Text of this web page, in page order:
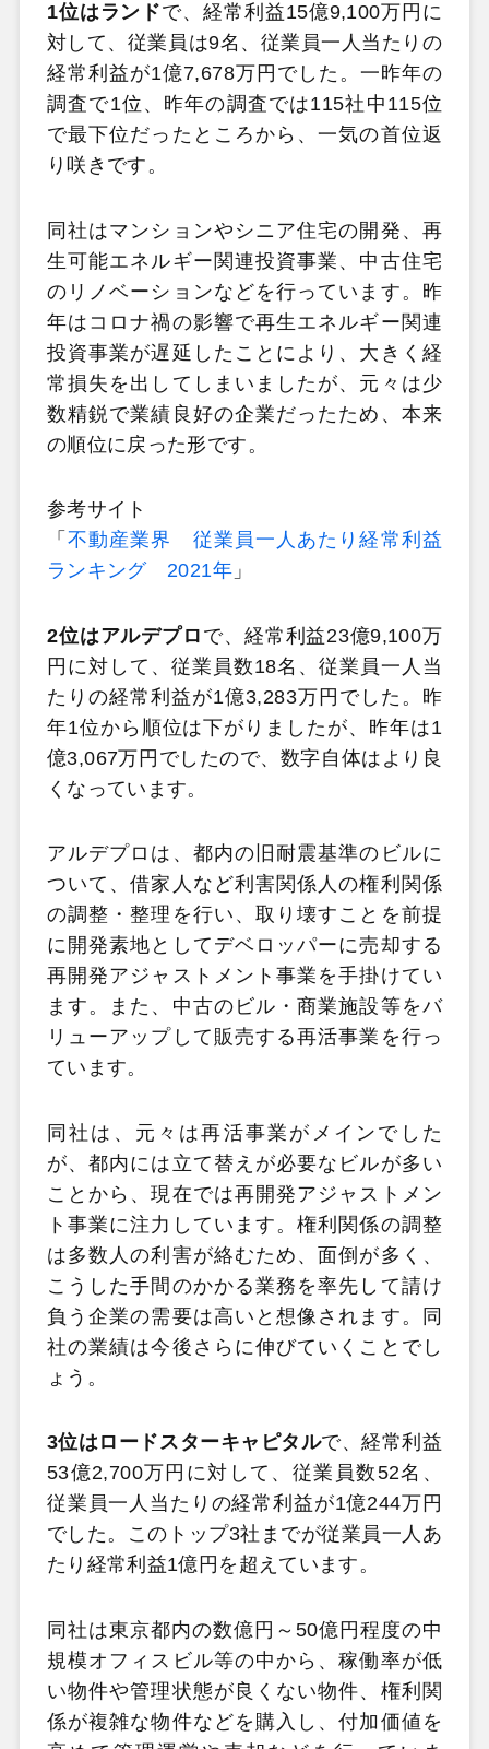
1位はランドで、経常利益15億9,100万円に
対して、従業員は9名、従業員一人当たりの
経常利益が1億7,678万円でした。一昨年の
調査で1位、昨年の調査では115社中115位
で最下位だったところから、一気の首位返
り咲きです。
同社はマンションやシニア住宅の開発、再
生可能エネルギー関連投資事業、中古住宅
のリノベーションなどを行っています。昨
年はコロナ禍の影響で再生エネルギー関連
投資事業が遅延したことにより、大きく経
常損失を出してしまいましたが、元々は少
数精鋭で業績良好の企業だったため、本来
の順位に戻った形です。
参考サイト
「不動産業界 従業員一人あたり経常利益
ランキング 2021年」
2位はアルデプロ で、経常利益23億9,100万
円に対して、従業員数18名、従業員一人当
たりの経常利益が1億3,283万円でした。昨
年1位から順位は下がりましたが、昨年は1
億3,067万円でしたので、数字自体はより良
くなっています。
アルデプロは、都内の旧耐震基準のビルに
ついて、借家人など利害関係人の権利関係
の調整・整理を行い、取り壊すことを前提
に開発素地としてデベロッパーに売却する
再開発アジャストメント事業を手掛けてい
ます。また、中古のビル・商業施設等をバ
リューアップして販売する再活事業を行っ
ています。
同社は、元々は再活事業がメインでした
が、都内には立て替えが必要なビルが多い
ことから、現在では再開発アジャストメン
ト事業に注力しています。権利関係の調整
は多数人の利害が絡むため、面倒が多く、
こうした手間のかかる業務を率先して請け
負う企業の需要は高いと想像されます。同
社の業績は今後さらに伸びていくことでし
ょう。
3位はロードスターキャピタルで、経常利益
53億2,700万円に対して、従業員数52名、
従業員一人当たりの経常利益が1億244万円
でした。このトップ3社までが従業員一人あ
たり経常利益1億円を超えています。
同社は東京都内の数億円～50億円程度の中
規模オフィスビル等の中から、稼働率が低
い物件や管理状態が良くない物件、権利関
係が複雑な物件などを購入し、付加価値を